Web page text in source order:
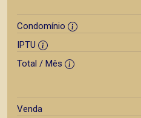
Condomínio
IPTU
Total / Mês
Venda